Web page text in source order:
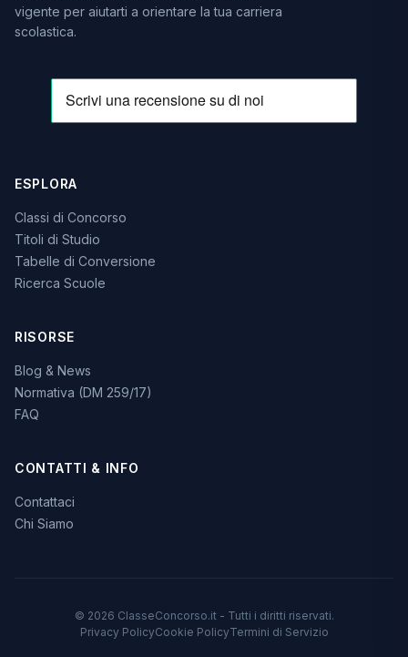
vigente per aiutarti a orientare la tua carriera
scolastica.
ESPLORA
Classi di Concorso
Titoli di Studio
Tabelle di Conversione
Ricerca Scuole
RISORSE
Blog & News
Normativa (DM 259/17)
FAQ
CONTATTI & INFO
Contattaci
Chi Siamo
© 2026 ClasseConcorso.it - Tutti i diritti riservati.
Privacy PolicyCookie PolicyTermini di Servizio